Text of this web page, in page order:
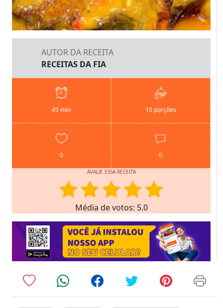
AUTOR DA RECEITA
RECEITAS DA FIA
45 min 10 porções
0 0
AVALIE ESSA RECEITA
Média de votos: 5.0